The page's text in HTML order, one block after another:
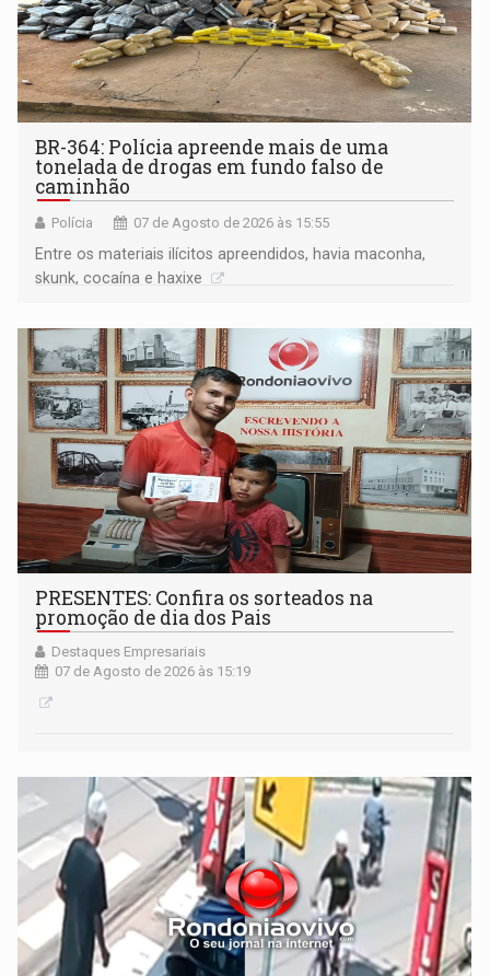
BR-364: Polícia apreende mais de uma
tonelada de drogas em fundo falso de
caminhão
Polícia 07 de Agosto de 2026 às 15:55
Entre os materiais ilícitos apreendidos, havia maconha,
skunk, cocaína e haxixe
PRESENTES: Confira os sorteados na
promoção de dia dos Pais
Destaques Empresariais
07 de Agosto de 2026 às 15:19